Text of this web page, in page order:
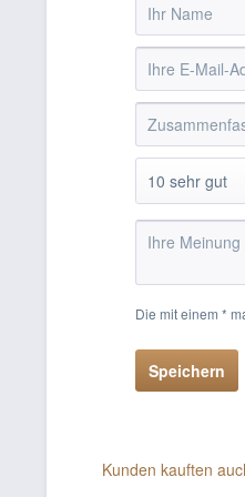
Die mit einem *
Speichern
Kunden kauften